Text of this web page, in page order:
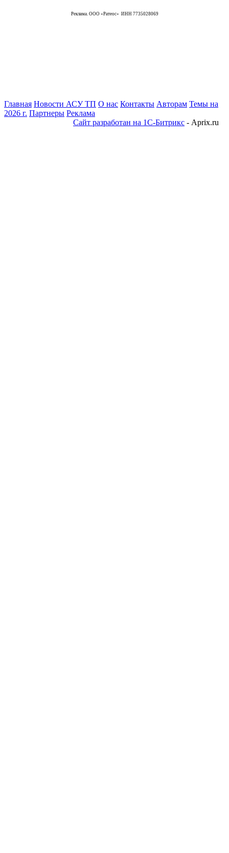
Реклама. ООО «Ратеос» ИНН 7735028069
Главная Новости АСУ ТП О нас Контакты Авторам Темы на
2026 г. Партнеры Реклама
Сайт разработан на 1С-Битрикс - Aprix.ru